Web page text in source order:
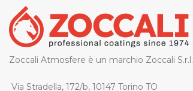
Zoccali Atmosfere è un marchio Zoccali S.r.l.
Via Stradella, 172/b, 10147 Torino TO